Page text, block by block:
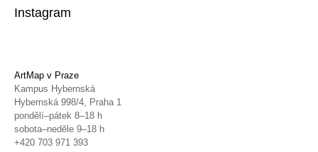
Instagram
ArtMap v Praze
Kampus Hybernská
Hybernská 998/4, Praha 1
pondělí–pátek 8–18 h
sobota–neděle 9–18 h
+420 703 971 393